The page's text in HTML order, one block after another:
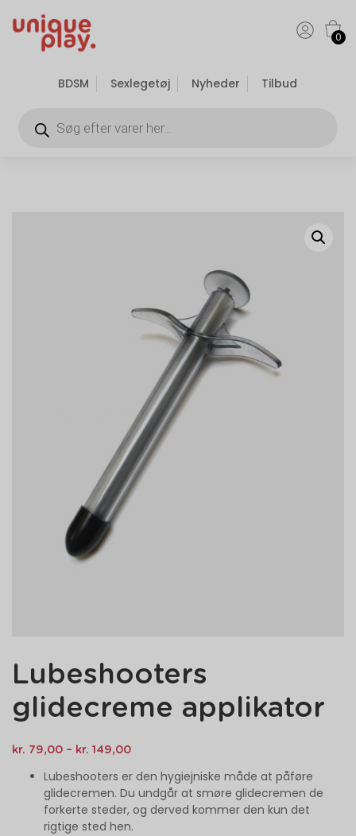
BDSM Sexlegetøj Nyheder Tilbud
0
Lubeshooters
glidecreme applikator
kr. 79,00 – kr. 149,00
Lubeshooters er den hygiejniske måde at påføre
glidecremen. Du undgår at smøre glidecremen de
forkerte steder, og derved kommer den kun det
rigtige sted hen.